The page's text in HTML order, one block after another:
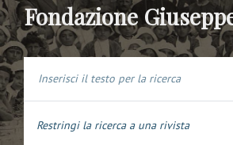
Fondazione
Restringi la ricerca a una rivista